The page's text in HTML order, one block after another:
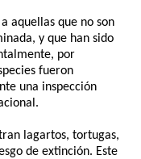
aquellas que no son
y que han sido
por
fueron
una inspección
lagartos, tortugas,
de extinción. Este